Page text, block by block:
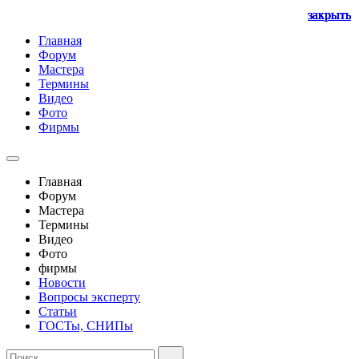
Главная
Форум
Мастера
Термины
Видео
Фото
Фирмы
Главная
Форум
Мастера
Термины
Видео
Фото
фирмы
Новости
Вопросы эксперту
Статьи
ГОСТы, СНИПы
закрыть
закрыть
закрыть
закрыть
закрыть
закрыть
закрыть